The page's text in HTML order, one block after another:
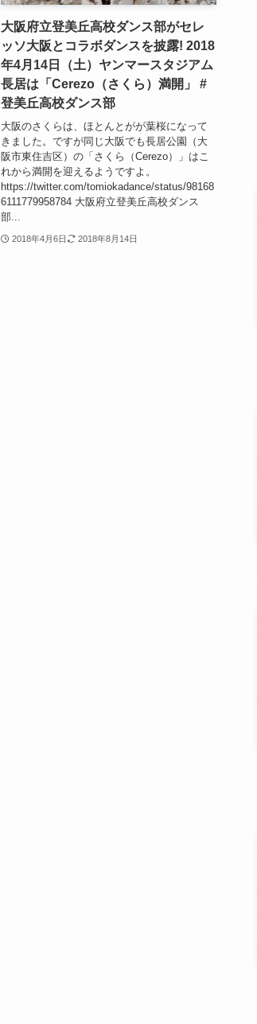
大阪府立登美丘高校ダンス部がセレ
ッソ大阪とコラボダンスを披露! 2018
年4月14日（土）ヤンマースタジアム
長居は「Cerezo（さくら）満開」 #
登美丘高校ダンス部
大阪のさくらは、ほとんとがが葉桜になって
きました。ですが同じ大阪でも長居公園（大
阪市東住吉区）の「さくら（Cerezo）」はこ
れから満開を迎えるようですよ。
https://twitter.com/tomiokadance/status/98168
6111779958784 大阪府立登美丘高校ダンス
部...
2018年4月6日 2018年8月14日